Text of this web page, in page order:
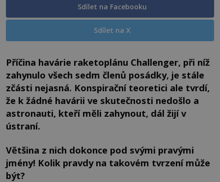
Sdílet na Facebooku
Sdílet na X
Příčina havárie raketoplánu Challenger, při níž
zahynulo všech sedm členů posádky, je stále
zčásti nejasná. Konspirační teoretici ale tvrdí,
že k žádné havárii ve skutečnosti nedošlo a
astronauti, kteří měli zahynout, dál žijí v
ústraní.
Většina z nich dokonce pod svými pravými
jmény! Kolik pravdy na takovém tvrzení může
být?